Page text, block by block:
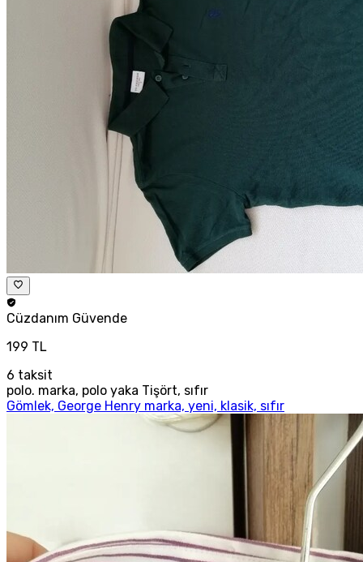
Cüzdanım Güvende
199 TL
6 taksit
polo. marka, polo yaka Tişört, sıfır
Gömlek, George Henry marka, yeni, klasik, sıfır